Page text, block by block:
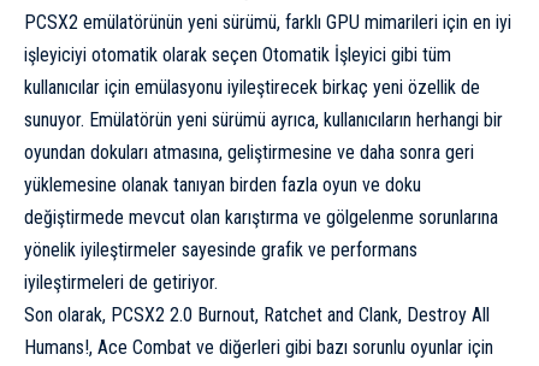
PCSX2 emülatörünün yeni sürümü, farklı GPU mimarileri için en iyi
işleyiciyi otomatik olarak seçen Otomatik İşleyici gibi tüm
kullanıcılar için emülasyonu iyileştirecek birkaç yeni özellik de
sunuyor. Emülatörün yeni sürümü ayrıca, kullanıcıların herhangi bir
oyundan dokuları atmasına, geliştirmesine ve daha sonra geri
yüklemesine olanak tanıyan birden fazla oyun ve doku
değiştirmede mevcut olan karıştırma ve gölgelenme sorunlarına
yönelik iyileştirmeler sayesinde grafik ve performans
iyileştirmeleri de getiriyor.
Son olarak, PCSX2 2.0 Burnout, Ratchet and Clank, Destroy All
Humans!, Ace Combat ve diğerleri gibi bazı sorunlu oyunlar için